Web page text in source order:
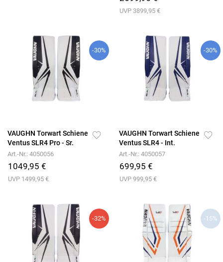
UVP 3899,95 €
-30%
VAUGHN Torwart Schiene
Ventus SLR4 Pro - Sr.
Art.-Nr.: 4050056
1049,95 €
UVP 1499,95 €
-30%
VAUGHN Torwart Schiene
Ventus SLR4 - Int.
Art.-Nr.: 4050057
699,95 €
UVP 999,95 €
-32% -15%